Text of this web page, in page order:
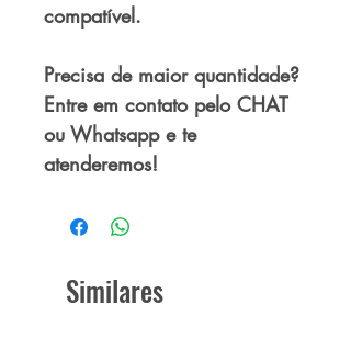
compatível.
Precisa de maior quantidade?
Entre em contato pelo CHAT
ou Whatsapp e te
atenderemos!
Similares